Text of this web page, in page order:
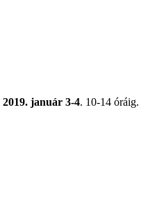
2019. január 3-4. 10-14 óráig.